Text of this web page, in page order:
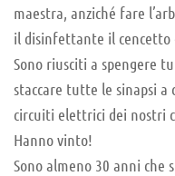
maestra, anziché fare
il disinfettante il
Sono riusciti a spengere
staccare tutte le sinapsi a
circuiti elettrici dei nostri
Hanno vinto!
Sono almeno 30 anni che